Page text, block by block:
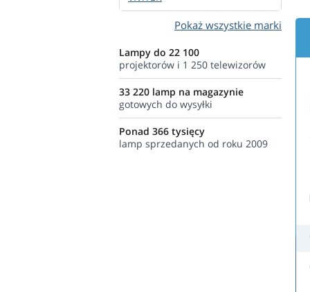
Pokaż wszystkie marki
Lampy do 22 100
projektorów i 1 250 telewizorów
33 220 lamp na magazynie
gotowych do wysyłki
Ponad 366 tysięcy
lamp sprzedanych od roku 2009